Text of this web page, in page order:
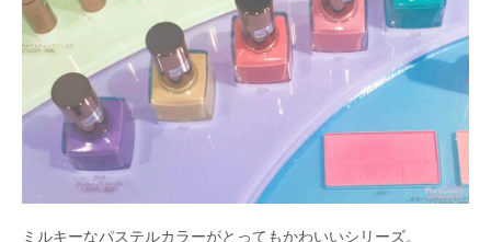
ミルキーなパステルカラーがとってもかわいいシリーズ。